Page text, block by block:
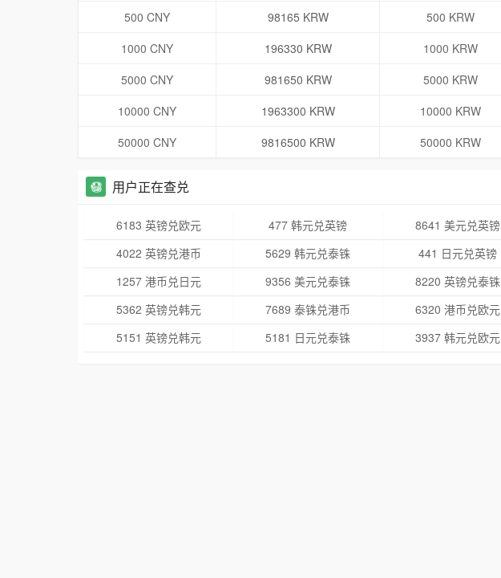
500 CNY
98165 KRW 500 KRW
1000 CNY
196330 KRW 1000 KRW
5000 CNY
981650 KRW 5000 KRW
10000 CNY
1963300 KRW 10000 KRW
50000 CNY
9816500 KRW 50000 KRW
用户正在查兑
6183 英镑兑欧元 477 韩元兑英镑 8641 美元兑英镑
4022 英镑兑港币
5629 韩元兑泰铢 441 日元兑英镑
1257 港币兑日元
9356 美元兑泰铢 8220 英镑兑泰铢
5362 英镑兑韩元
7689 泰铢兑港币 6320 港币兑欧元
5151 英镑兑韩元
5181 日元兑泰铢 3937 韩元兑欧元